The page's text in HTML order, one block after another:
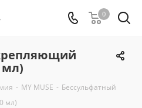
0
мл)
- MY MUSE - Беcсульфатный
мл)